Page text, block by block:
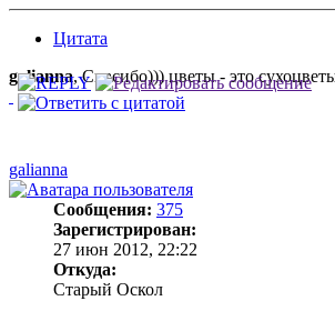
Цитата
galianna, Спасибо))) цветы - это
galianna
Сообщения: 375
Зарегистрирован:
27 июн 2012, 22:22
Откуда:
Старый Оскол